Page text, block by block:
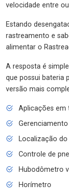
velocidade entre
Estando
rastreamento e
alimentar o
A resposta é
que possui bateria
versão mais
Aplicações em
Localização
Controle de
Hubodômetro
Horímetro